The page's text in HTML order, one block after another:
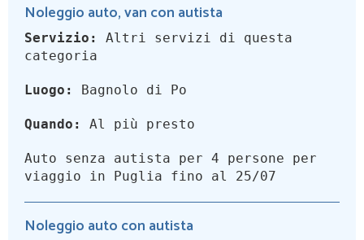
Noleggio auto, van con autista
Servizio:
Altri servizi di questa
categoria
Luogo: Bagnolo di Po
Quando: Al più presto
Auto senza autista per 4 persone per
viaggio in Puglia fino al 25/07
Noleggio auto con autista